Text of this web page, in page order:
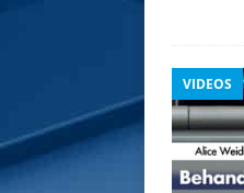
VIDEOS